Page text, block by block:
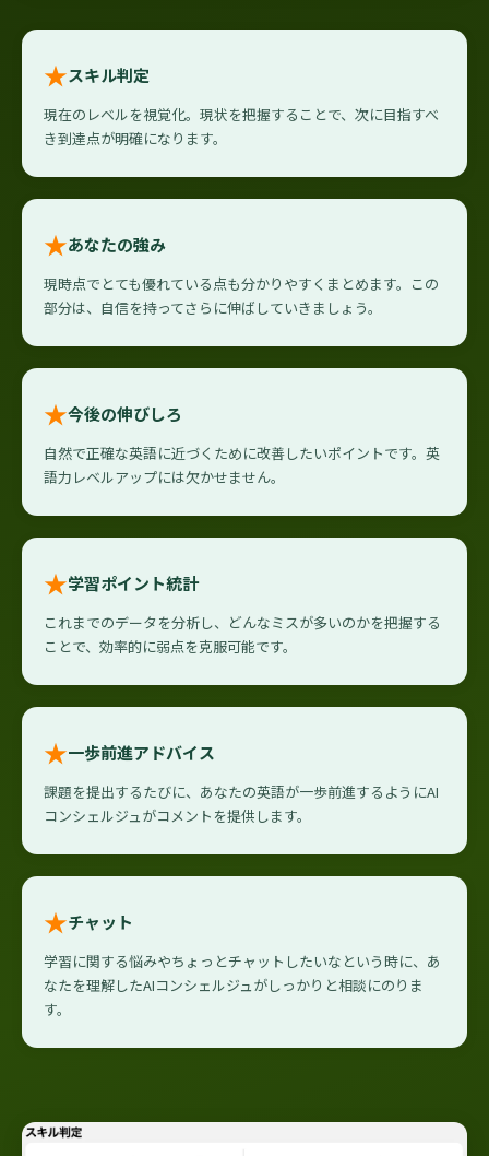
★スキル判定
現在のレベルを視覚化。現状を把握することで、次に目指すべ
き到達点が明確になります。
★あなたの強み
現時点でとても優れている点も分かりやすくまとめます。この
部分は、自信を持ってさらに伸ばしていきましょう。
★今後の伸びしろ
自然で正確な英語に近づくために改善したいポイントです。英
語力レベルアップには欠かせません。
★学習ポイント統計
これまでのデータを分析し、どんなミスが多いのかを把握する
ことで、効率的に弱点を克服可能です。
★一歩前進アドバイス
課題を提出するたびに、あなたの英語が一歩前進するようにAI
コンシェルジュがコメントを提供します。
★チャット
学習に関する悩みやちょっとチャットしたいなという時に、あ
なたを理解したAIコンシェルジュがしっかりと相談にのりま
す。